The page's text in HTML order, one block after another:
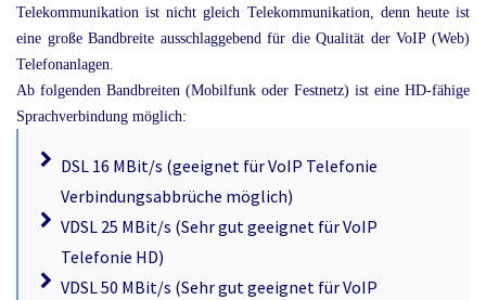
Telekommunikation ist nicht gleich Telekommunikation, denn heute ist
eine große Bandbreite ausschlaggebend für die Qualität der VoIP (Web)
Telefonanlagen.
Ab folgenden Bandbreiten (Mobilfunk oder Festnetz) ist eine HD-fähige
Sprachverbindung möglich:
DSL 16 MBit/s (geeignet für VoIP Telefonie
Verbindungsabbrüche möglich)
VDSL 25 MBit/s (Sehr gut geeignet für VoIP
Telefonie HD)
VDSL 50 MBit/s (Sehr gut geeignet für VoIP